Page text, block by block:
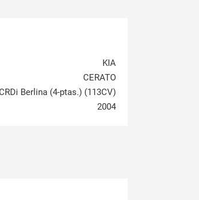
KIA
CERATO
Berlina (4-ptas.) (113CV)
2004